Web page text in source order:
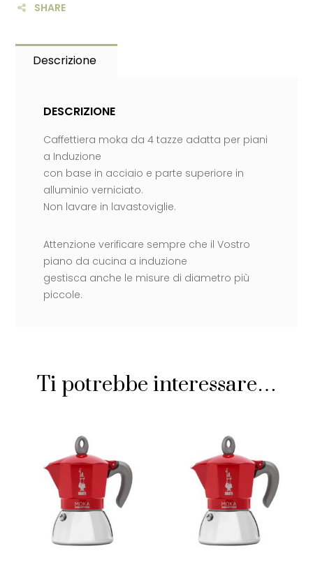
SHARE
Descrizione
DESCRIZIONE
Caffettiera moka da 4 tazze adatta per piani
a Induzione
con base in acciaio e parte superiore in
alluminio verniciato.
Non lavare in lavastoviglie.
Attenzione verificare sempre che il Vostro
piano da cucina a induzione
gestisca anche le misure di diametro più
piccole.
Ti potrebbe interessare…